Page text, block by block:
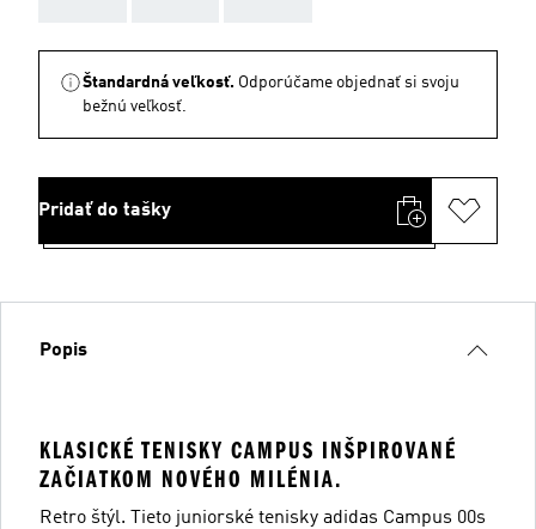
Štandardná veľkosť. Odporúčame objednať si svoju
bežnú veľkosť.
Pridať do tašky
Popis
KLASICKÉ TENISKY CAMPUS INŠPIROVANÉ
ZAČIATKOM NOVÉHO MILÉNIA.
Retro štýl. Tieto juniorské tenisky adidas Campus 00s